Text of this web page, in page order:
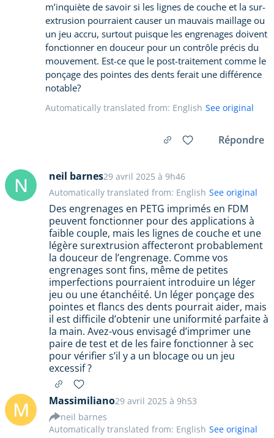
m’inquiète de savoir si les lignes de couche et la sur-
extrusion pourraient causer un mauvais maillage ou
un jeu accru, surtout puisque les engrenages doivent
fonctionner en douceur pour un contrôle précis du
mouvement. Est-ce que le post-traitement comme le
ponçage des pointes des dents ferait une différence
notable?
Automatically translated from: English See original
Répondre
N neil barnes29 avril 2025 à 9h46
Des engrenages en PETG imprimés en FDM
peuvent fonctionner pour des applications à
faible couple, mais les lignes de couche et une
légère surextrusion affecteront probablement
la douceur de l’engrenage. Comme vos
engrenages sont fins, même de petites
imperfections pourraient introduire un léger
jeu ou une étanchéité. Un léger ponçage des
pointes et flancs des dents pourrait aider, mais
il est difficile d’obtenir une uniformité parfaite à
la main. Avez-vous envisagé d’imprimer une
paire de test et de les faire fonctionner à sec
pour vérifier s’il y a un blocage ou un jeu
excessif ?
Automatically translated from: English See original
M Massimiliano29 avril 2025 à 9h53
neil barnes
Automatically translated from: English See original